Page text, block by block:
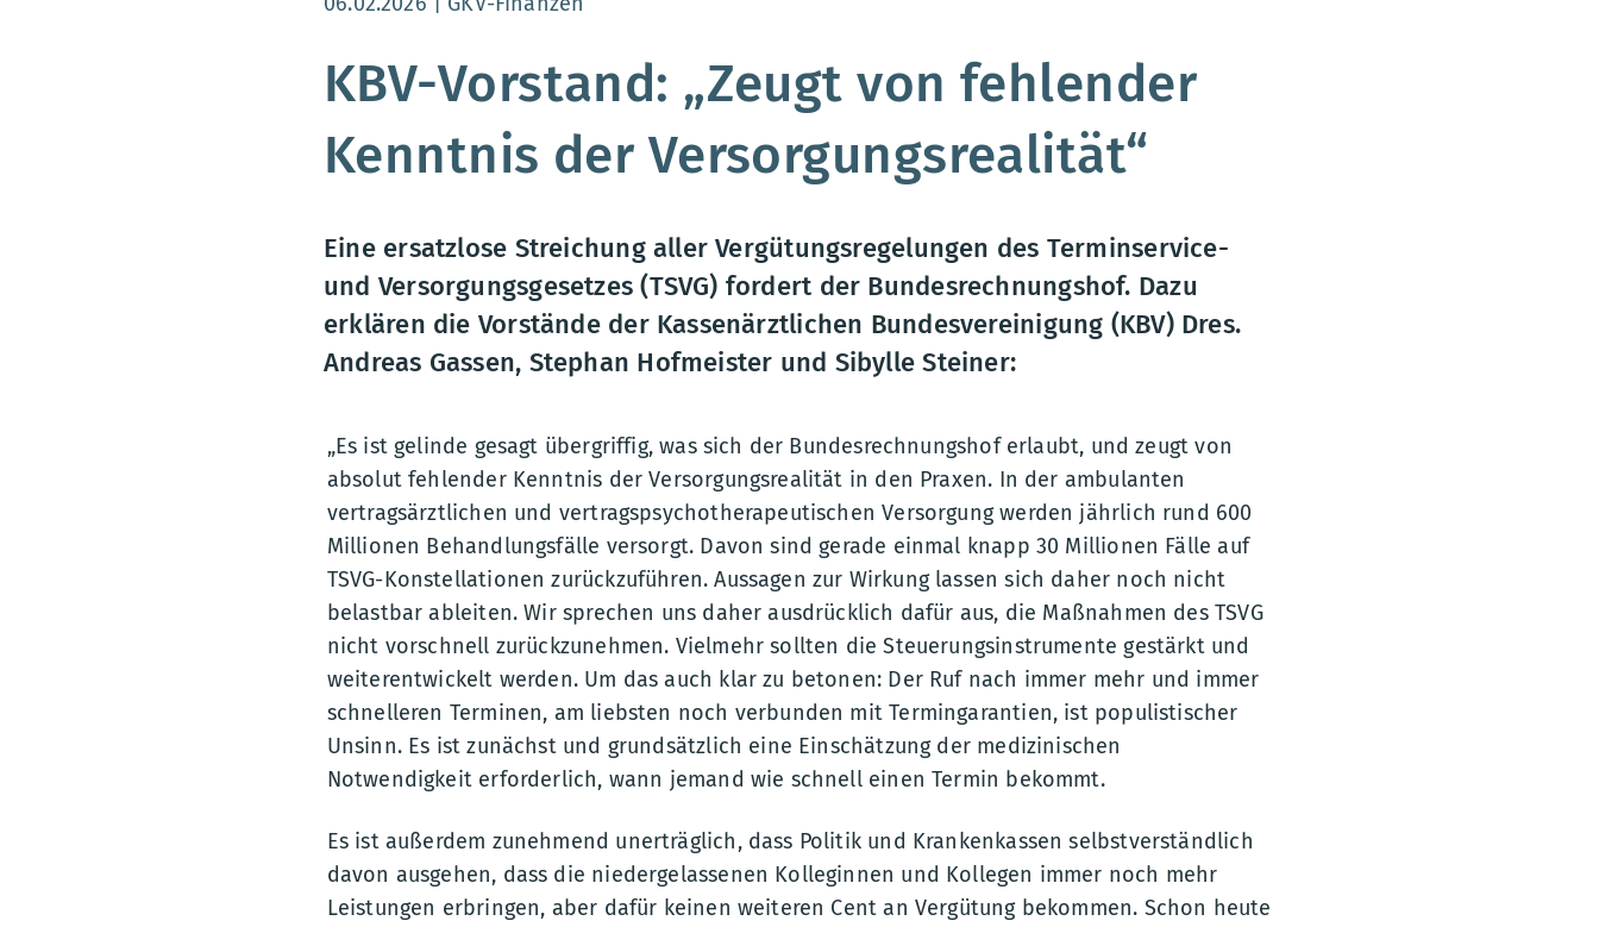
KBV-Vorstand: „Zeugt von fehlender
Kenntnis der Versorgungsrealität“
Eine ersatzlose Streichung aller Vergütungsregelungen des Terminservice-
und Versorgungsgesetzes (TSVG) fordert der Bundesrechnungshof. Dazu
erklären die Vorstände der Kassenärztlichen Bundesvereinigung (KBV) Dres.
Andreas Gassen, Stephan Hofmeister und Sibylle Steiner:
„Es ist gelinde gesagt übergriffig, was sich der Bundesrechnungshof erlaubt, und zeugt von
absolut fehlender Kenntnis der Versorgungsrealität in den Praxen. In der ambulanten
vertragsärztlichen und vertragspsychotherapeutischen Versorgung werden jährlich rund 600
Millionen Behandlungsfälle versorgt. Davon sind gerade einmal knapp 30 Millionen Fälle auf
TSVG-Konstellationen zurückzuführen. Aussagen zur Wirkung lassen sich daher noch nicht
belastbar ableiten. Wir sprechen uns daher ausdrücklich dafür aus, die Maßnahmen des TSVG
nicht vorschnell zurückzunehmen. Vielmehr sollten die Steuerungsinstrumente gestärkt und
weiterentwickelt werden. Um das auch klar zu betonen: Der Ruf nach immer mehr und immer
schnelleren Terminen, am liebsten noch verbunden mit Termingarantien, ist populistischer
Unsinn. Es ist zunächst und grundsätzlich eine Einschätzung der medizinischen
Notwendigkeit erforderlich, wann jemand wie schnell einen Termin bekommt.
Es ist außerdem zunehmend unerträglich, dass Politik und Krankenkassen selbstverständlich
davon ausgehen, dass die niedergelassenen Kolleginnen und Kollegen immer noch mehr
Leistungen erbringen, aber dafür keinen weiteren Cent an Vergütung bekommen. Schon heute